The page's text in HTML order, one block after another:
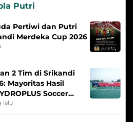
Putri
Pertiwi dan Putri
Merdeka Cup 2026
2 Tim di Srikandi
Mayoritas Hasil
Soccer
lalu